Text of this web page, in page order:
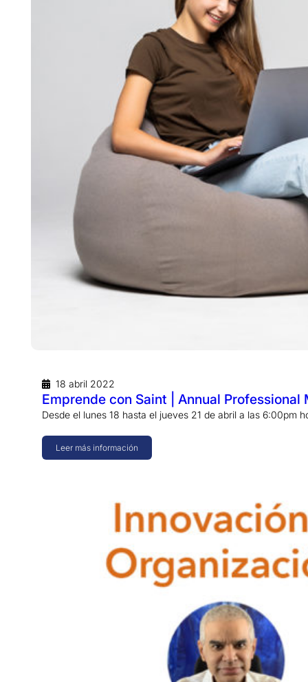
18 abril 2022
Emprende con Saint | Annual Professional
Desde el lunes 18 hasta el jueves 21 de abril a las 6:00pm
Leer más información